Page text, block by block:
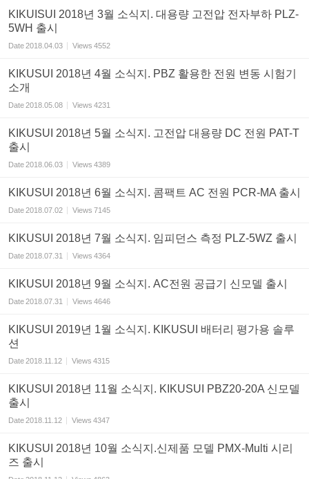
KIKUISUI 2018년 3월 소식지. 대용량 고전압 전자부하 PLZ-
5WH 출시
Date2018.04.03 Views 4552
KIKUSUI 2018년 4월 소식지. PBZ 활용한 전원 변동 시험기
소개
Date2018.05.08 Views 4231
KIKUSUI 2018년 5월 소식지. 고전압 대용량 DC 전원 PAT-T
출시
Date2018.06.03 Views 4389
KIKUSUI 2018년 6월 소식지. 콤팩트 AC 전원 PCR-MA 출시
Date2018.07.02 Views 7145
KIKUSUI 2018년 7월 소식지. 임피던스 측정 PLZ-5WZ 출시
Date2018.07.31 Views 4364
KIKUSUI 2018년 9월 소식지. AC전원 공급기 신모델 출시
Date2018.07.31 Views 4646
KIKUSUI 2019년 1월 소식지. KIKUSUI 배터리 평가용 솔루
션
Date2018.11.12 Views 4315
KIKUSUI 2018년 11월 소식지. KIKUSUI PBZ20-20A 신모델
출시
Date2018.11.12 Views 4347
KIKUSUI 2018년 10월 소식지.신제품 모델 PMX-Multi 시리
즈 출시